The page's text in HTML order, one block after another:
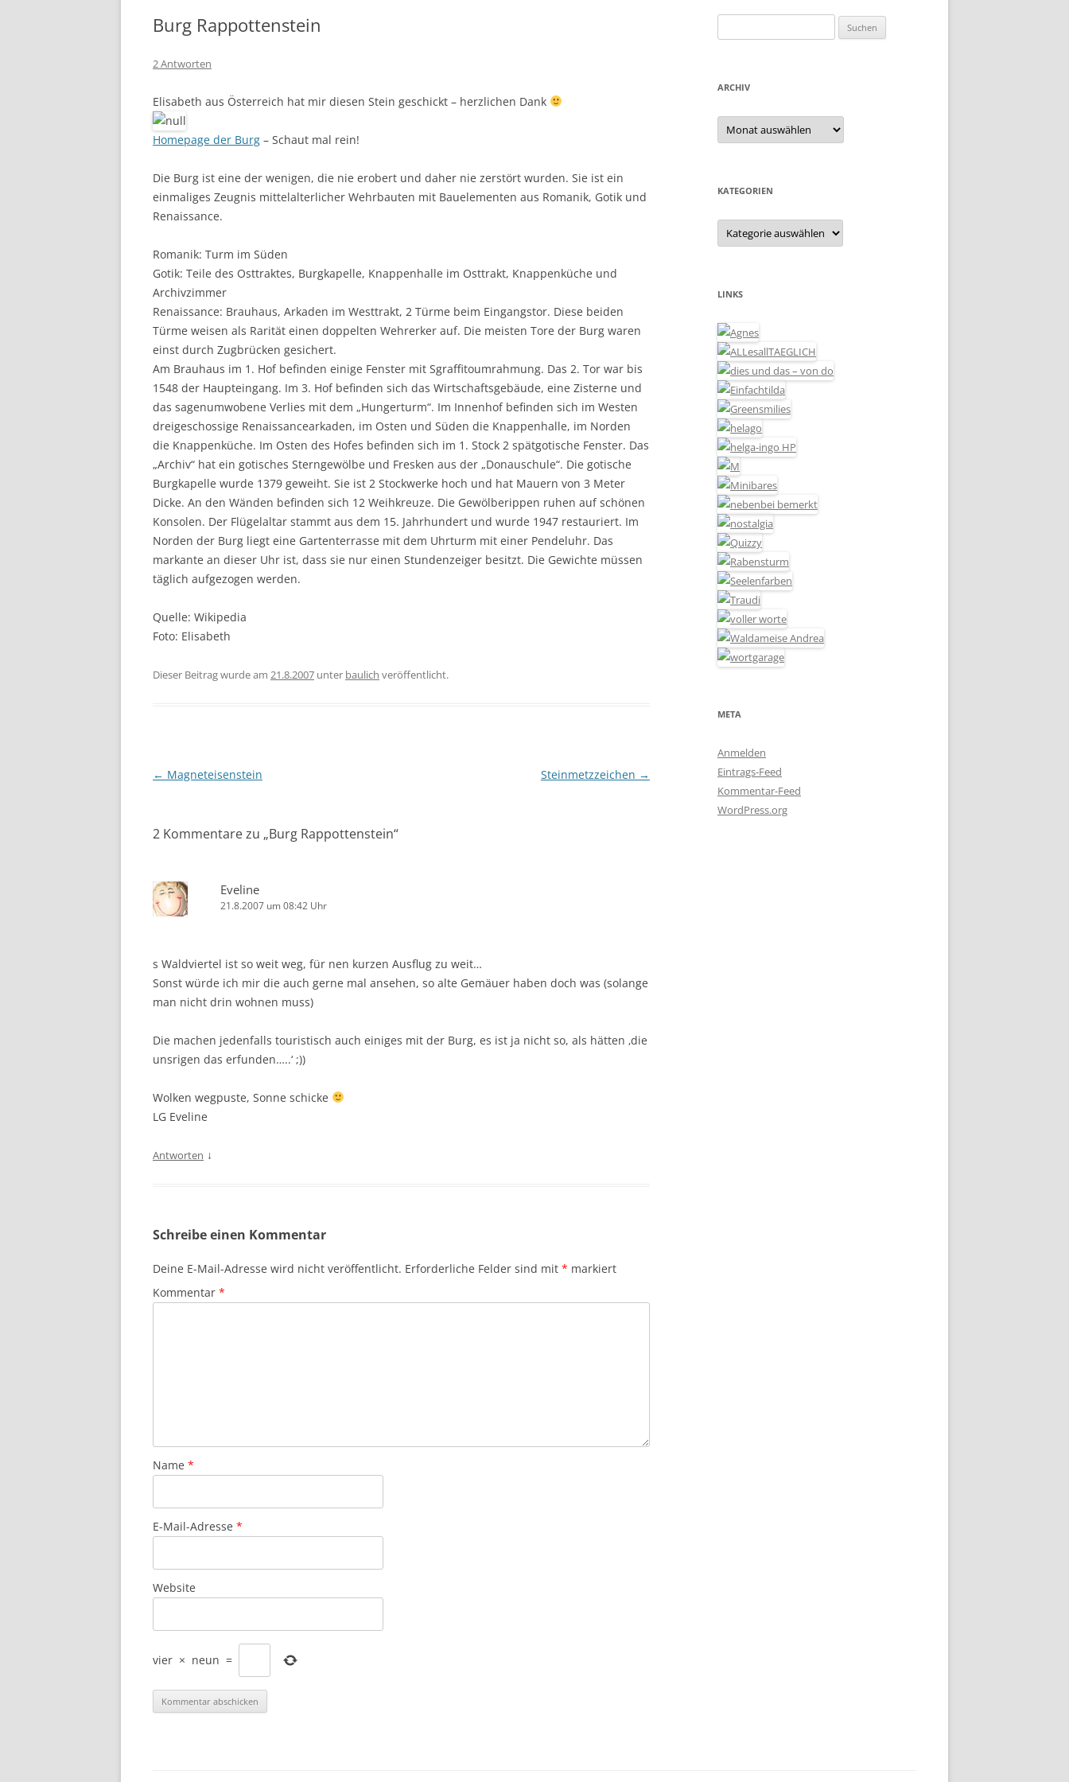
Burg Rappottenstein
2 Antworten
Elisabeth aus Österreich hat mir diesen Stein geschickt – herzlichen Dank
Homepage der Burg – Schaut mal rein!
Die Burg ist eine der wenigen, die nie erobert und daher nie zerstört wurden. Sie ist ein
einmaliges Zeugnis mittelalterlicher Wehrbauten mit Bauelementen aus Romanik, Gotik und
Renaissance.
Romanik: Turm im Süden
Gotik: Teile des Osttraktes, Burgkapelle, Knappenhalle im Osttrakt, Knappenküche und
Archivzimmer
Renaissance: Brauhaus, Arkaden im Westtrakt, 2 Türme beim Eingangstor. Diese beiden
Türme weisen als Rarität einen doppelten Wehrerker auf. Die meisten Tore der Burg waren
einst durch Zugbrücken gesichert.
Am Brauhaus im 1. Hof befinden einige Fenster mit Sgraffitoumrahmung. Das 2. Tor war bis
1548 der Haupteingang. Im 3. Hof befinden sich das Wirtschaftsgebäude, eine Zisterne und
das sagenumwobene Verlies mit dem „Hungerturm“. Im Innenhof befinden sich im Westen
dreigeschossige Renaissancearkaden, im Osten und Süden die Knappenhalle, im Norden
die Knappenküche. Im Osten des Hofes befinden sich im 1. Stock 2 spätgotische Fenster. Das
„Archiv“ hat ein gotisches Sterngewölbe und Fresken aus der „Donauschule“. Die gotische
Burgkapelle wurde 1379 geweiht. Sie ist 2 Stockwerke hoch und hat Mauern von 3 Meter
Dicke. An den Wänden befinden sich 12 Weihkreuze. Die Gewölberippen ruhen auf schönen
Konsolen. Der Flügelaltar stammt aus dem 15. Jahrhundert und wurde 1947 restauriert. Im
Norden der Burg liegt eine Gartenterrasse mit dem Uhrturm mit einer Pendeluhr. Das
markante an dieser Uhr ist, dass sie nur einen Stundenzeiger besitzt. Die Gewichte müssen
täglich aufgezogen werden.
Quelle: Wikipedia
Foto: Elisabeth
Dieser Beitrag wurde am 21.8.2007 unter baulich veröffentlicht.
Beitragsnavigation
← Magneteisenstein Steinmetzzeichen →
2 Kommentare zu „Burg Rappottenstein“
Eveline
21.8.2007 um 08:42 Uhr
s Waldviertel ist so weit weg, für nen kurzen Ausflug zu weit…
Sonst würde ich mir die auch gerne mal ansehen, so alte Gemäuer haben doch was (solange
man nicht drin wohnen muss)
Die machen jedenfalls touristisch auch einiges mit der Burg, es ist ja nicht so, als hätten ‚die
unsrigen das erfunden…..‘ ;))
Wolken wegpuste, Sonne schicke
LG Eveline
Antworten ↓
Schreibe einen Kommentar
Deine E-Mail-Adresse wird nicht veröffentlicht. Erforderliche Felder sind mit * markiert
Kommentar *
Name *
E-Mail-Adresse *
Website
vier × neun =
nach:
ARCHIV
Archiv
KATEGORIEN
Kategorien
LINKS
META
Anmelden
Eintrags-Feed
Kommentar-Feed
WordPress.org